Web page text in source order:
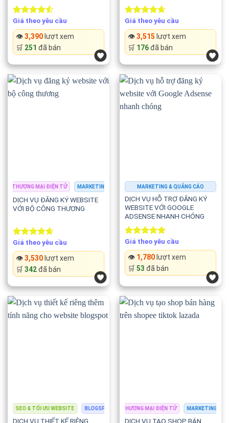
🏠 Bất động sản.
🍔 Ẩm thực.
💄 Làm đẹp.
✈️ Du lịch.
⭐ Vì sao nên chọn dịch vụ của chúng
tôi?
Mỗi bài viết được nghiên cứu kỹ lưỡng, đảm bảo tính chính
xác, dễ đọc và phù hợp với đối tượng khách hàng mục tiêu.
🔍 Chuẩn SEO hiện đại
Tối ưu tiêu đề, cấu trúc Heading, mật độ từ khóa, liên kết
nội bộ và các yếu tố SEO On-page để tăng khả năng hiển thị
trên công cụ tìm kiếm.
Phong cách viết được điều chỉnh theo từng ngành nghề,
Rated
4.50out
of 5
Giá theo yêu cầu
👁️3,390lượt xem
🛒 251 đã bán
Rated4.67
out of 5
Giá theo yêu cầu
👁️3,515 lượt xem
🛒 176đã bán
THƯƠNG MẠI ĐIỆN TỬ MARKETING & QUẢNG CÁO SEO & TỐI ƯU WEBSITE
DỊCH VỤ ĐĂNG KÝ WEBSITE
VỚI BỘ CÔNG THƯƠNG
Rated4.67
out of 5
Giá theo yêu cầu
👁️3,530lượt xem
🛒 342đã bán
MARKETING & QUẢNG CÁO
DỊCH VỤ HỖ TRỢ ĐĂNG KÝ
WEBSITE VỚI GOOGLE
ADSENSE NHANH CHÓNG
Rated5.00
out of 5
Giá theo yêu cầu
👁️ 1,780lượt xem
🛒 53 đã bán
SEO & TỐI ƯU WEBSITE BLOGSPOT THIẾT KẾ WEBSITE LẬP TRÌNH & PHÁT TRIỂN
DỊCH VỤ THIẾT KẾ RIÊNG
& QUẢNG CÁO SẢN XUẤT NỘI DUNG THƯƠNG MẠI ĐIỆN TỬ MARKETING &
DỊCH VỤ TẠO SHOP BÁN